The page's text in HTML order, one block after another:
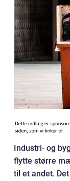
Industri- og
flytte større
til et andet.